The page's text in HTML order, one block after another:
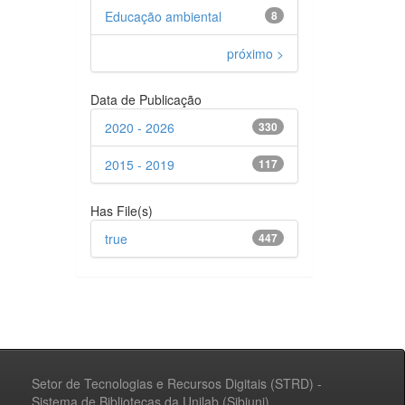
8
Educação ambiental
próximo >
Data de Publicação
330
2020 - 2026
117
2015 - 2019
Has File(s)
447
true
Setor de Tecnologias e Recursos Digitais (STRD) -
Sistema de Bibliotecas da Unilab (Sibiuni)